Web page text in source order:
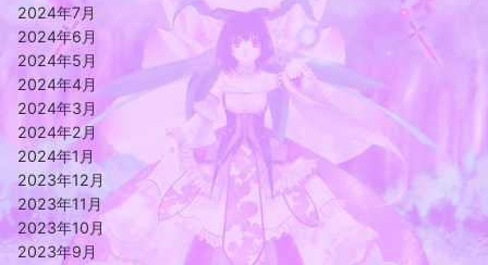
2024年7月
2024年6月
2024年5月
2024年4月
2024年3月
2024年2月
2024年1月
2023年12月
2023年11月
2023年10月
2023年9月